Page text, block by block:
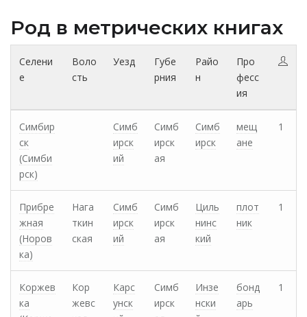
Род в метрических книгах
Селени
е
Воло
сть
Уезд
Губе
рния
Райо
н
Про
фесс
ия
Симбир
ск
(Симби
рск)
Симб
ирск
ий
Симб
ирск
ая
Симб
ирск
мещ
ане
1
Прибре
жная
(Норов
ка)
Нага
ткин
ская
Симб
ирск
ий
Симб
ирск
ая
Циль
нинс
кий
плот
ник
1
Коржев
ка
Кор
жевс
Карс
унск
Симб
ирск
Инзе
нски
бонд
арь
1